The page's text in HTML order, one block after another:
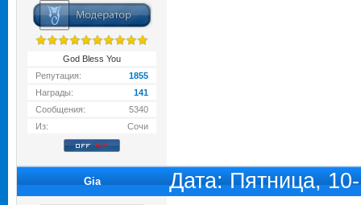
God Bless You
Репутация:
1855
Награды:
141
Сообщения:
5340
Из:
Сочи
Gia Дата: Пятница,